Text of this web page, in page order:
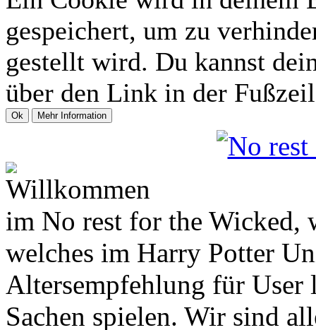
gespeichert, um zu
gestellt wird. Du kannst
über den Link in der
Willkommen
im No rest for the Wicked,
welches im Harry Potter
Altersempfehlung für User
Sachen spielen. Wir sind